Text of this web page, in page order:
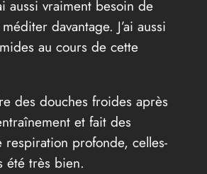
aussi vraiment besoin de
davantage. J’ai aussi
au cours de cette
des douches froides après
et fait des
respiration profonde, celles-
été très bien.